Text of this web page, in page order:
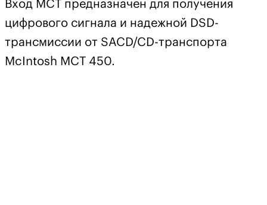
Вход MCT предназначен для получения
цифрового сигнала и надежной DSD-
трансмиссии от SACD/CD-транспорта
McIntosh MCT 450.